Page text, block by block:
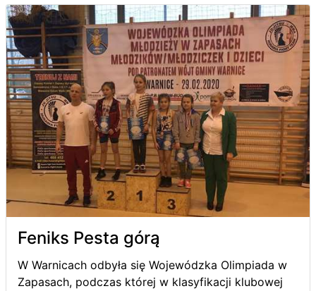
Feniks Pesta górą
W Warnicach odbyła się Wojewódzka Olimpiada w
Zapasach, podczas której w klasyfikacji klubowej